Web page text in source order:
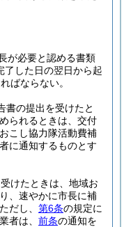
が必要と認める書類
了した日の翌日から起
ばならない。
書の提出を受けたと
られるときは、交付
こし協力隊活動費補
に通知するものとす
けたときは、地域お
、速やかに市長に補
ただし、 第6条の規定に
者は、 前条の通知を